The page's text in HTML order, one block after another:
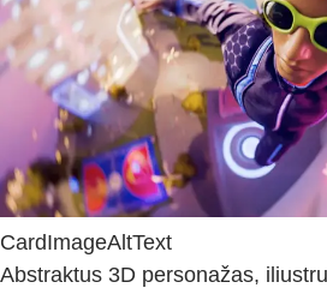
CardImageAltText
Abstraktus 3D personažas,